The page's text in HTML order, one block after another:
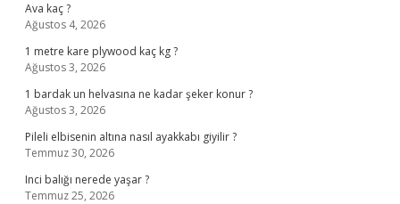
Ava kaç ?
Ağustos 4, 2026
1 metre kare plywood kaç kg ?
Ağustos 3, 2026
1 bardak un helvasına ne kadar şeker konur ?
Ağustos 3, 2026
Pileli elbisenin altına nasıl ayakkabı giyilir ?
Temmuz 30, 2026
Inci balığı nerede yaşar ?
Temmuz 25, 2026